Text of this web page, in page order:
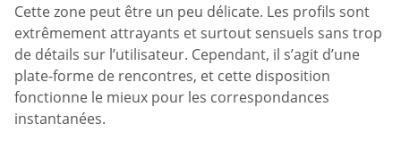
Cette zone peut être un peu délicate. Les profils sont
extrêmement attrayants et surtout sensuels sans trop
de détails sur l’utilisateur. Cependant, il s’agit d’une
plate-forme de rencontres, et cette disposition
fonctionne le mieux pour les correspondances
instantanées.